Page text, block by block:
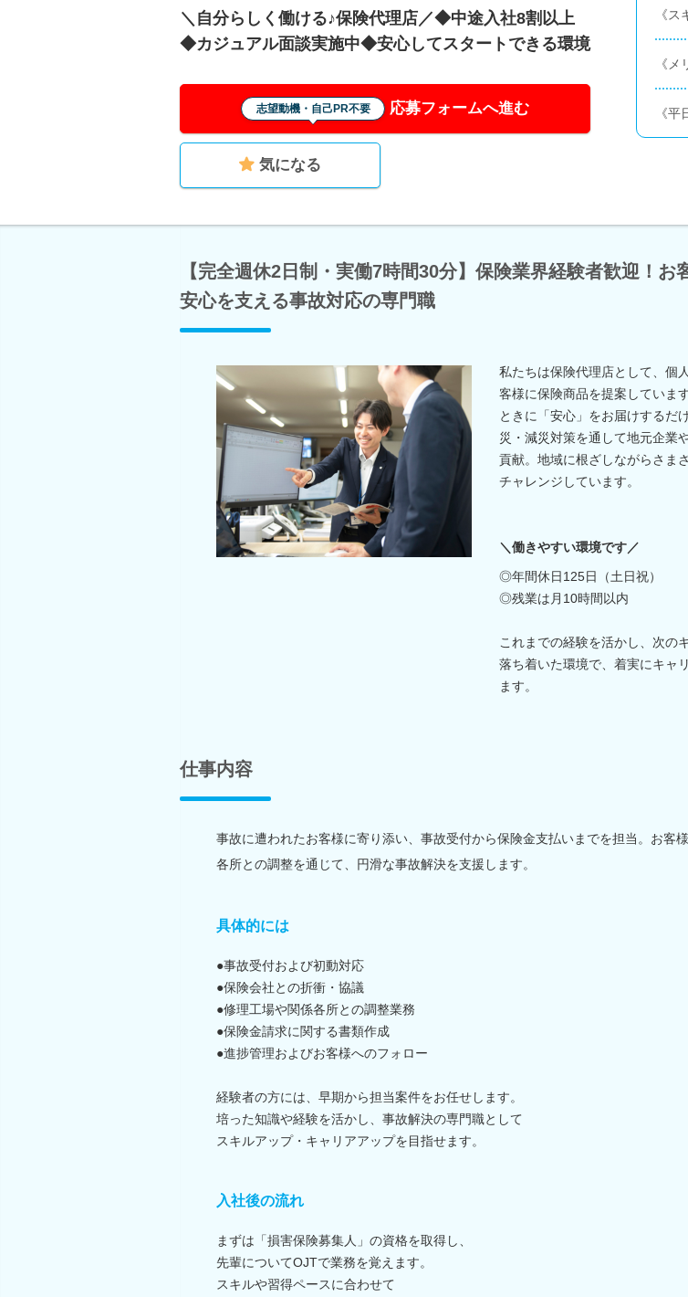
＼自分らしく働ける♪保険代理店／◆中途入社8割以上
◆カジュアル面談実施中◆安心してスタートできる環境
志望動機・自己PR不要 応募フォームへ進む
気になる
《
《
《
【完全週休2日制・実働7時間30分】保険業界経験者歓迎！お
安心を支える事故対応の専門職
私たちは保険代理店として、個
客様に保険商品を提案していま
ときに「安心」をお届けするだ
災・減災対策を通して地元企業
貢献。地域に根ざしながらさま
チャレンジしています。
＼働きやすい環境です／
◎年間休日125日（土日祝）
◎残業は月10時間以内
これまでの経験を活かし、次の
落ち着いた環境で、着実にキャ
ます。
仕事内容
事故に遭われたお客様に寄り添い、事故受付から保険金支払いまでを担当。お客
各所との調整を通じて、円滑な事故解決を支援します。
具体的には
●事故受付および初動対応
●保険会社との折衝・協議
●修理工場や関係各所との調整業務
●保険金請求に関する書類作成
●進捗管理およびお客様へのフォロー
経験者の方には、早期から担当案件をお任せします。
培った知識や経験を活かし、事故解決の専門職として
スキルアップ・キャリアアップを目指せます。
入社後の流れ
まずは「損害保険募集人」の資格を取得し、
先輩についてOJTで業務を覚えます。
スキルや習得ペースに合わせて